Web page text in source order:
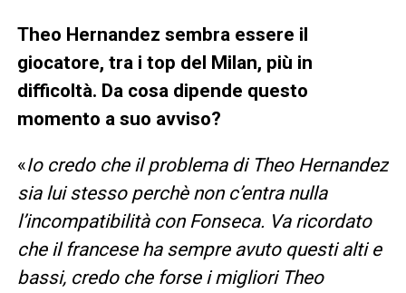
Theo Hernandez sembra essere il
giocatore, tra i top del Milan, più in
difficoltà. Da cosa dipende questo
momento a suo avviso?
«Io credo che il problema di Theo Hernandez
sia lui stesso perchè non c’entra nulla
l’incompatibilità con Fonseca. Va ricordato
che il francese ha sempre avuto questi alti e
bassi, credo che forse i migliori Theo